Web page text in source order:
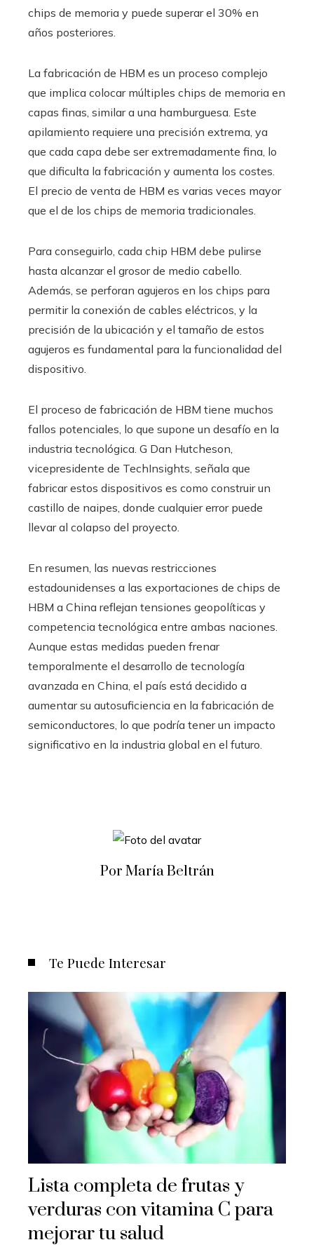
chips de memoria y puede superar el 30% en
años posteriores.
La fabricación de HBM es un proceso complejo
que implica colocar múltiples chips de memoria en
capas finas, similar a una hamburguesa. Este
apilamiento requiere una precisión extrema, ya
que cada capa debe ser extremadamente fina, lo
que dificulta la fabricación y aumenta los costes.
El precio de venta de HBM es varias veces mayor
que el de los chips de memoria tradicionales.
Para conseguirlo, cada chip HBM debe pulirse
hasta alcanzar el grosor de medio cabello.
Además, se perforan agujeros en los chips para
permitir la conexión de cables eléctricos, y la
precisión de la ubicación y el tamaño de estos
agujeros es fundamental para la funcionalidad del
dispositivo.
El proceso de fabricación de HBM tiene muchos
fallos potenciales, lo que supone un desafío en la
industria tecnológica. G Dan Hutcheson,
vicepresidente de TechInsights, señala que
fabricar estos dispositivos es como construir un
castillo de naipes, donde cualquier error puede
llevar al colapso del proyecto.
En resumen, las nuevas restricciones
estadounidenses a las exportaciones de chips de
HBM a China reflejan tensiones geopolíticas y
competencia tecnológica entre ambas naciones.
Aunque estas medidas pueden frenar
temporalmente el desarrollo de tecnología
avanzada en China, el país está decidido a
aumentar su autosuficiencia en la fabricación de
semiconductores, lo que podría tener un impacto
significativo en la industria global en el futuro.
Por María Beltrán
Te Puede Interesar
Lista completa de frutas y
verduras con vitamina C para
mejorar tu salud